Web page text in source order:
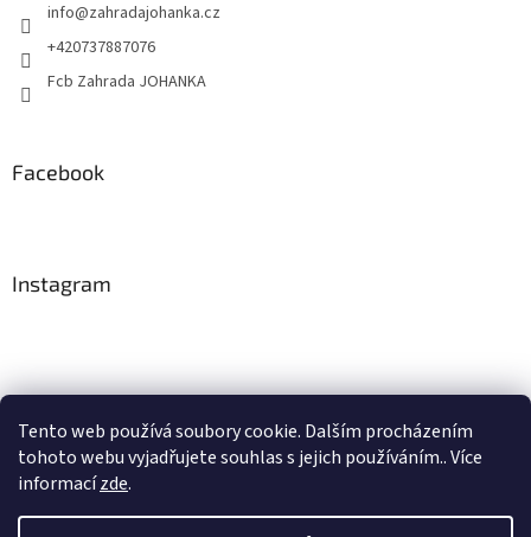
Tento web používá soubory cookie. Dalším procházením
tohoto webu vyjadřujete souhlas s jejich používáním.. Více
informacízde.
info@zahradajohanka.cz
+420737887076
Fcb Zahrada JOHANKA
Facebook
Instagram
Sledovat na Instagramu